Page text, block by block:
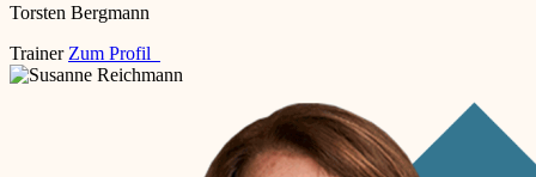
Torsten Bergmann
Trainer Zum Profil